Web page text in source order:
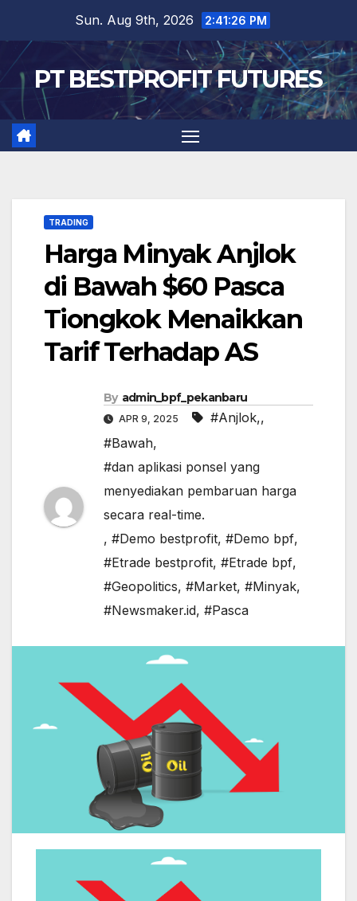
content
Sun. Aug 9th, 2026 2:41:27 PM
PT BESTPROFIT FUTURES
TRADING
Harga Minyak Anjlok
di Bawah $60 Pasca
Tiongkok Menaikkan
Tarif Terhadap AS
By admin_bpf_pekanbaru
APR 9, 2025 #Anjlok,,
#Bawah,
#dan aplikasi ponsel yang
menyediakan pembaruan harga
secara real-time.
, #Demo bestprofit, #Demo bpf,
#Etrade bestprofit, #Etrade bpf,
#Geopolitics, #Market, #Minyak,
#Newsmaker.id, #Pasca